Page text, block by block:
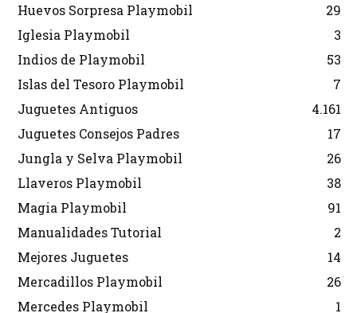
Huevos Sorpresa Playmobil
29
Iglesia Playmobil
3
Indios de Playmobil
53
Islas del Tesoro Playmobil
7
Juguetes Antiguos
4.161
Juguetes Consejos Padres
17
Jungla y Selva Playmobil
26
Llaveros Playmobil
38
Magia Playmobil
91
Manualidades Tutorial
2
Mejores Juguetes
14
Mercadillos Playmobil
26
Mercedes Playmobil
1